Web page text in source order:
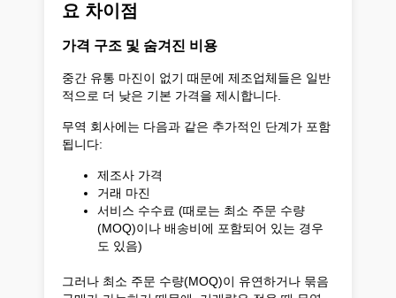
요 차이점
가격 구조 및 숨겨진 비용
중간 유통 마진이 없기 때문에 제조업체들은 일반
적으로 더 낮은 기본 가격을 제시합니다.
무역 회사에는 다음과 같은 추가적인 단계가 포함
됩니다:
제조사 가격
거래 마진
서비스 수수료 (때로는 최소 주문 수량
(MOQ)이나 배송비에 포함되어 있는 경우
도 있음)
그러나 최소 주문 수량(MOQ)이 유연하거나 묶음